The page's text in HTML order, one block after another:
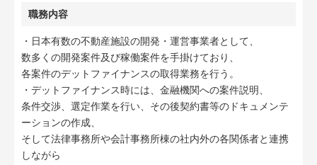
職務内容
・日本有数の不動産施設の開発・運営事業者として、
数多くの開発案件及び稼働案件を手掛けており、
各案件のデットファイナンスの取得業務を行う。
・デットファイナンス時には、金融機関への案件説明、
条件交渉、選定作業を行い、その後契約書等のドキュメンテ
ーションの作成、
そして法律事務所や会計事務所棟の社内外の各関係者と連携
しながら